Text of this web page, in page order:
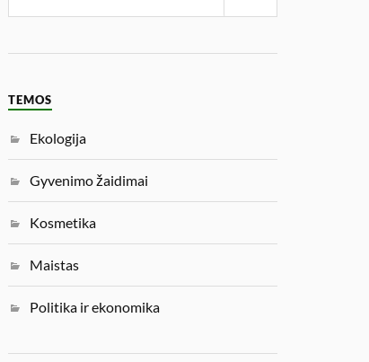
TEMOS
Ekologija
Gyvenimo žaidimai
Kosmetika
Maistas
Politika ir ekonomika